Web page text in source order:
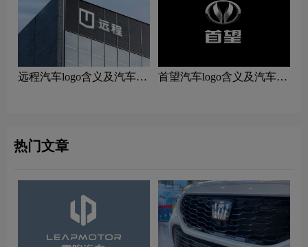
远程汽车logo含义及汽车品
首望汽车logo含义及汽车品
热门文章